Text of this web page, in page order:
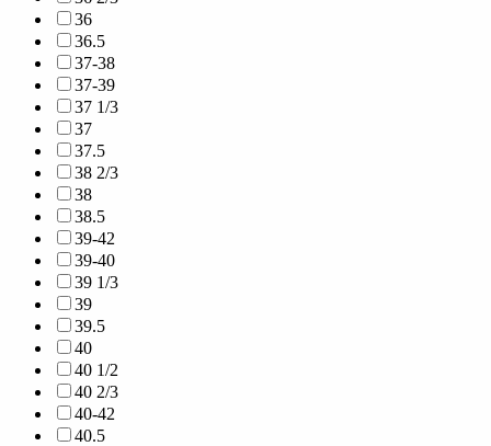
36
36.5
37-38
37-39
37 1/3
37
37.5
38 2/3
38
38.5
39-42
39-40
39 1/3
39
39.5
40
40 1/2
40 2/3
40-42
40.5